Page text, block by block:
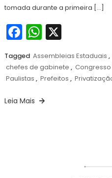
tomada durante a primeira […]
Facebook
WhatsApp
X
Tagged Assembleias Estaduais ,
chefes de gabinete ,
Paulistas , Prefeitos ,
Leia Mais